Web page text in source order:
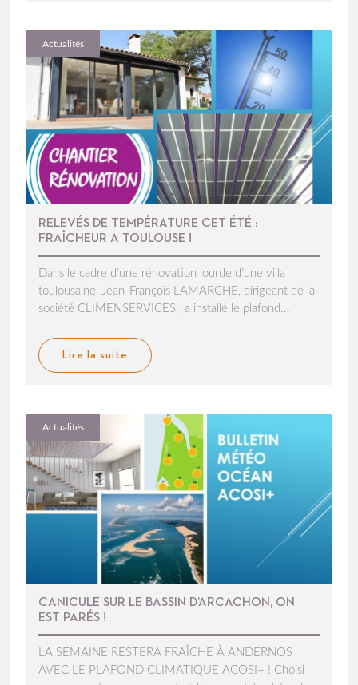
Actualités
RELEVÉS DE TEMPÉRATURE CET ÉTÉ :
FRAÎCHEUR A TOULOUSE !
Dans le cadre d’une rénovation lourde d’une villa
toulousaine, Jean-François LAMARCHE, dirigeant de la
société CLIMENSERVICES, a installé le plafond...
Lire la suite
Actualités
CANICULE SUR LE BASSIN D’ARCACHON, ON
EST PARÉS !
LA SEMAINE RESTERA FRAÎCHE À ANDERNOS
AVEC LE PLAFOND CLIMATIQUE ACOSI+ ! Choisi